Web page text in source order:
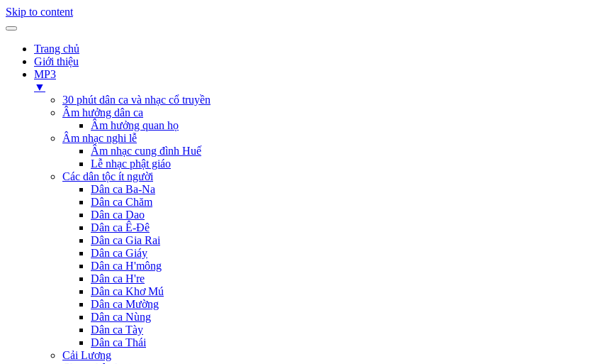
Skip to content
Trang chủ
Giới thiệu
MP3
▼
30 phút dân ca và nhạc cổ truyền
Âm hưởng dân ca
Âm hưởng quan họ
Âm nhạc nghi lễ
Âm nhạc cung đình Huế
Lễ nhạc phật giáo
Các dân tộc ít người
Dân ca Ba-Na
Dân ca Chăm
Dân ca Dao
Dân ca Ê-Đê
Dân ca Gia Rai
Dân ca Giáy
Dân ca H'mông
Dân ca H're
Dân ca Khơ Mú
Dân ca Mường
Dân ca Nùng
Dân ca Tày
Dân ca Thái
Cải Lương